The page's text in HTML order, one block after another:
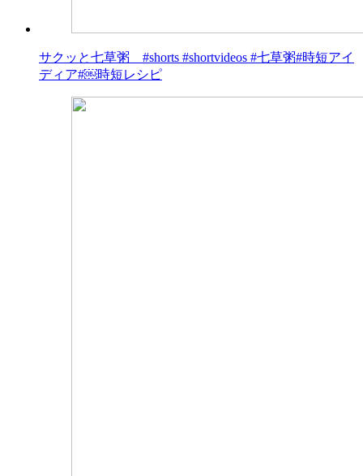
サクッと七草粥 #shorts #shortvideos #七草粥#時短アイ
ディア#￼時短レシピ